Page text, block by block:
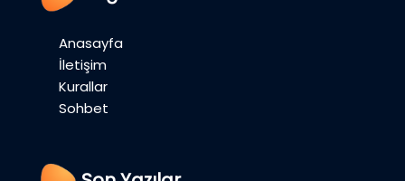
Anasayfa
İletişim
Kurallar
Sohbet